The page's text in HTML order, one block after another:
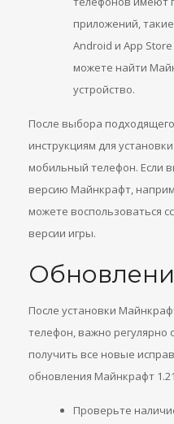
приложений,
Android и App
можете найти
устройство.
После выбора
инструкциям для
мобильный телефон. Если
версию Майнкрафт,
можете воспользоваться
версии игры.
После установки
телефон, важно регулярно
получить все новые
обновления Майнкрафт
Проверьте